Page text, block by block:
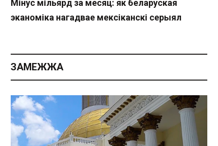
Мінус мільярд за месяц: як беларуская
эканоміка нагадвае мексіканскі серыял
ЗАМЕЖЖА